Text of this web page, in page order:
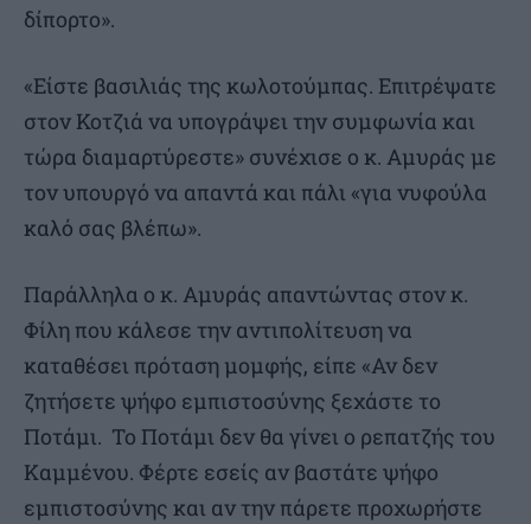
δίπορτο».
«Είστε βασιλιάς της κωλοτούμπας. Επιτρέψατε
στον Κοτζιά να υπογράψει την συμφωνία και
τώρα διαμαρτύρεστε» συνέχισε ο κ. Αμυράς με
τον υπουργό να απαντά και πάλι «για νυφούλα
καλό σας βλέπω».
Παράλληλα ο κ. Αμυράς απαντώντας στον κ.
Φίλη που κάλεσε την αντιπολίτευση να
καταθέσει πρόταση μομφής, είπε «Αν δεν
ζητήσετε ψήφο εμπιστοσύνης ξεχάστε το
Ποτάμι. Το Ποτάμι δεν θα γίνει ο ρεπατζής του
Καμμένου. Φέρτε εσείς αν βαστάτε ψήφο
εμπιστοσύνης και αν την πάρετε προχωρήστε